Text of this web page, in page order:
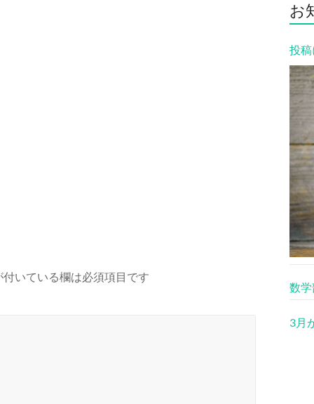
いている欄は必須項目です
お
投
数
3月